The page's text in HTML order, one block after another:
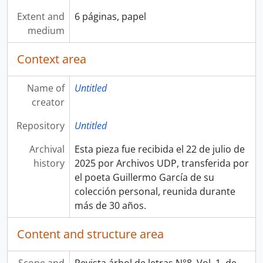
Extent and
medium
6 páginas, papel
Context area
Name of
creator
Untitled
Repository
Untitled
Archival
history
Esta pieza fue recibida el 22 de julio de
2025 por Archivos UDP, transferida por
el poeta Guillermo García de su
colección personal, reunida durante
más de 30 años.
Content and structure area